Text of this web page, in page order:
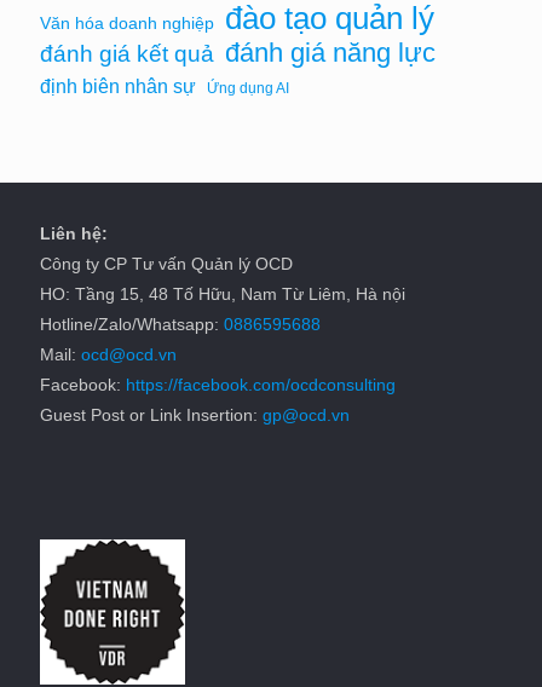
Văn hóa doanh nghiệp đào tạo quản lý
đánh giá kết quả đánh giá năng lực
định biên nhân sự Ứng dụng AI
Liên hệ:
Công ty CP Tư vấn Quản lý OCD
HO: Tầng 15, 48 Tố Hữu, Nam Từ Liêm, Hà nội
Hotline/Zalo/Whatsapp: 0886595688
Mail: ocd@ocd.vn
Facebook: https://facebook.com/ocdconsulting
Guest Post or Link Insertion: gp@ocd.vn